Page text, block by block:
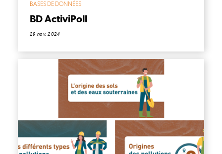
BASES DE DONNÉES
BD ActiviPoll
29 nov. 2024